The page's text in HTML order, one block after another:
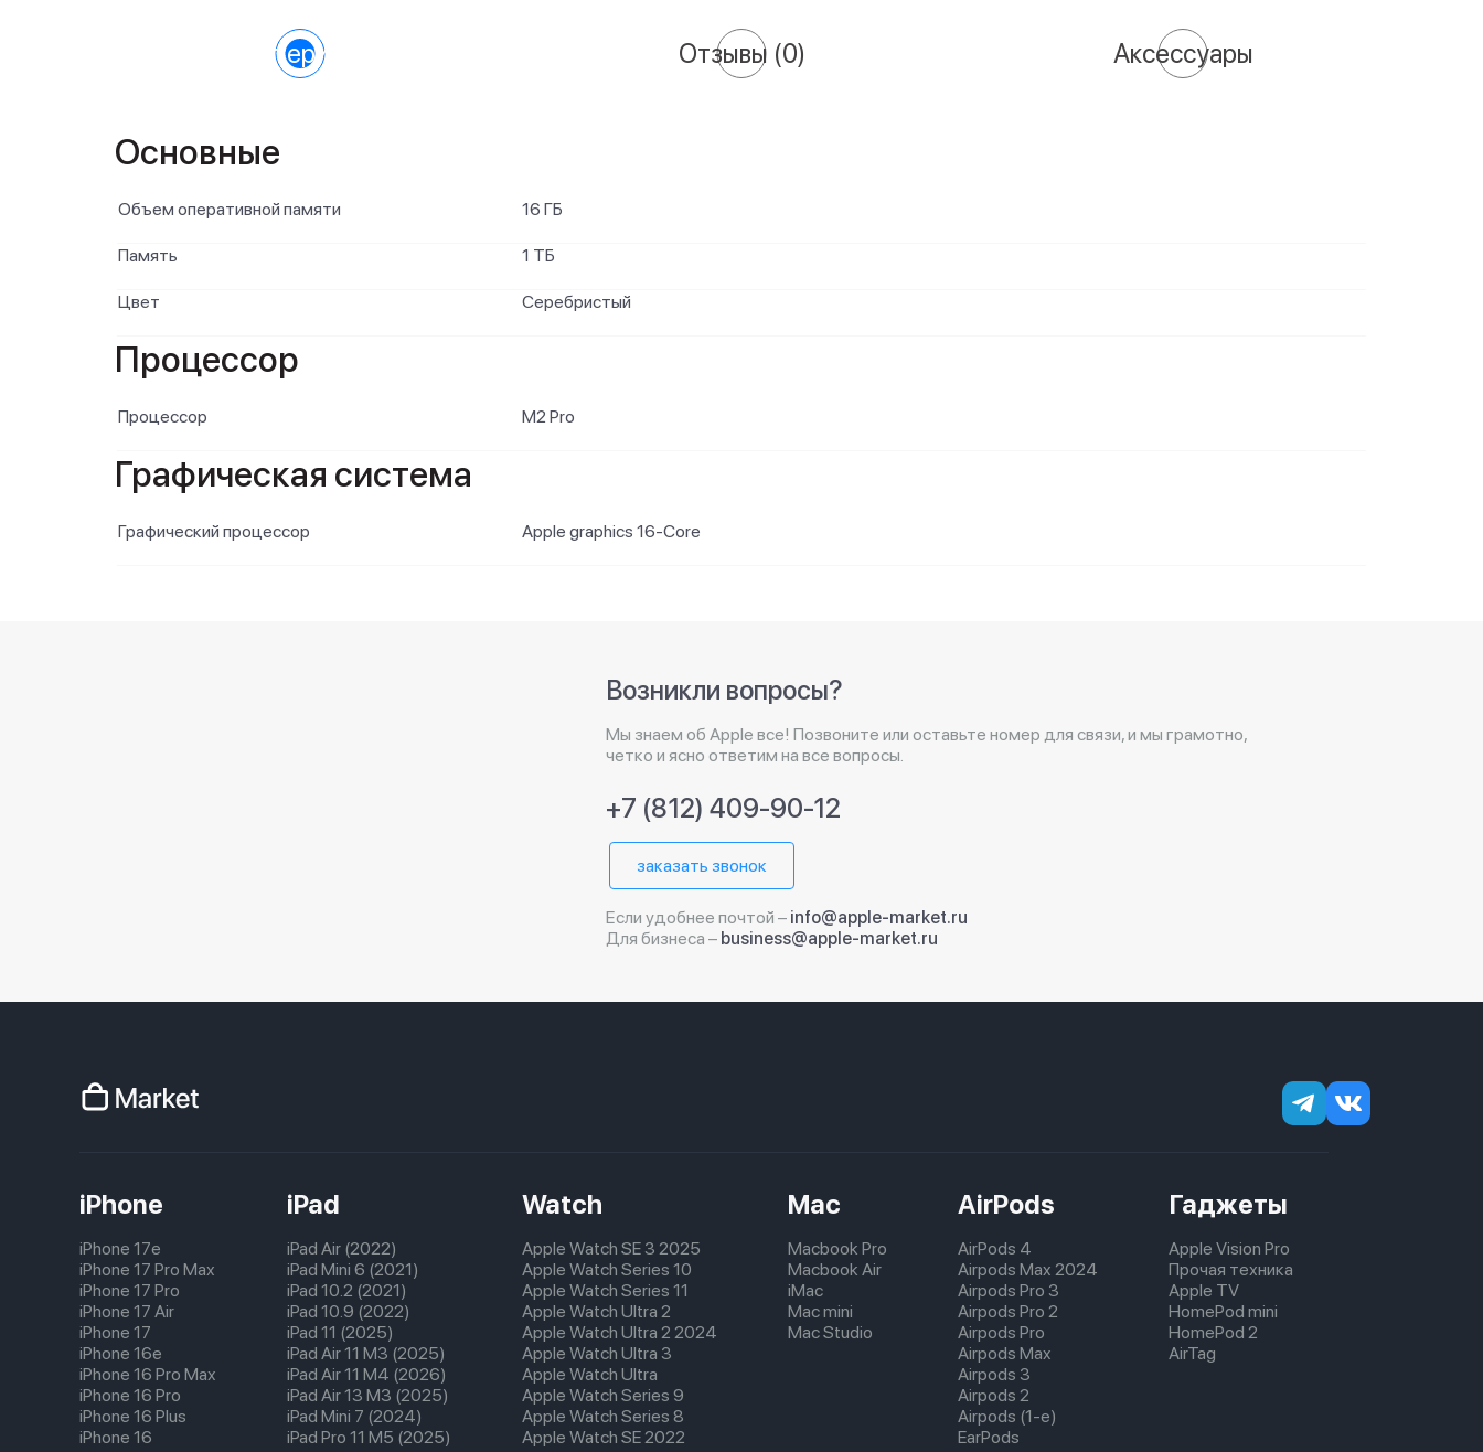
Характеристики Отзывы (0) Аксессуары
Основные
Объем оперативной памяти 16 ГБ
Память 1 ТБ
Цвет Серебристый
Процессор
Процессор M2 Pro
Графическая система
Графический процессор Apple graphics 16-Core
Возникли вопросы?
Мы знаем об Apple все! Позвоните или оставьте номер для связи, и мы грамотно,
четко и ясно ответим на все вопросы.
+7 (812) 409-90-12
заказать звонок
Если удобнее почтой – info@apple-market.ru
Для бизнеса – business@apple-market.ru
iPhone
iPhone 17e
iPhone 17 Pro Max
iPhone 17 Pro
iPhone 17 Air
iPhone 17
iPhone 16e
iPhone 16 Pro Max
iPhone 16 Pro
iPhone 16 Plus
iPhone 16
iPad
iPad Air (2022)
iPad Mini 6 (2021)
iPad 10.2 (2021)
iPad 10.9 (2022)
iPad 11 (2025)
iPad Air 11 M3 (2025)
iPad Air 11 M4 (2026)
iPad Air 13 M3 (2025)
iPad Mini 7 (2024)
iPad Pro 11 M5 (2025)
Watch
Apple Watch SE 3 2025
Apple Watch Series 10
Apple Watch Series 11
Apple Watch Ultra 2
Apple Watch Ultra 2 2024
Apple Watch Ultra 3
Apple Watch Ultra
Apple Watch Series 9
Apple Watch Series 8
Apple Watch SE 2022
Mac
Macbook Pro
Macbook Air
iMac
Mac mini
Mac Studio
AirPods
AirPods 4
Airpods Max 2024
Airpods Pro 3
Airpods Pro 2
Airpods Pro
Airpods Max
Airpods 3
Airpods 2
Airpods (1-е)
EarPods
Гаджеты
Apple Vision Pro
Прочая техника
Apple TV
HomePod mini
HomePod 2
AirTag